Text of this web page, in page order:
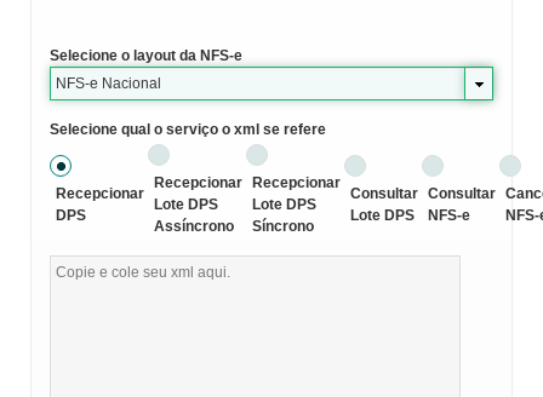
Selecione o layout da NFS-e
NFS-e Nacional
Selecione qual o serviço o xml se refere
Recepcionar
DPS
Recepcionar
Lote DPS
Assíncrono
Recepcionar
Lote DPS
Síncrono
Consultar
Lote DPS
Consultar
NFS-e
NFS-